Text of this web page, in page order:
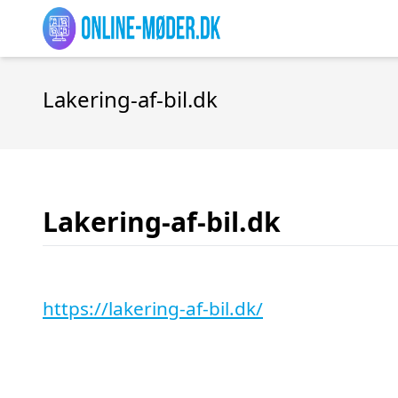
Lakering-af-bil.dk
Lakering-af-bil.dk
https://lakering-af-bil.dk/